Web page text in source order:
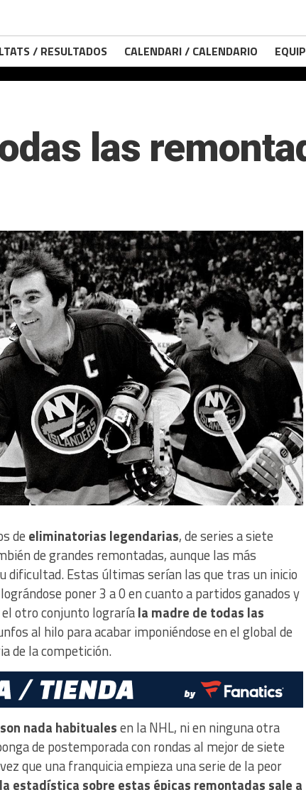
/ RESULTADOS CALENDARI / CALENDARIO
las
de eliminatorias legendarias, de series a siete
de grandes remontadas, aunque las más
dificultad. Estas últimas serían las que tras un inicio
poner 3 a 0 en cuanto a partidos ganados y
otro conjunto lograríala madre de todas las
al hilo para acabar imponiéndose en el global de
de la competición.
nada habitualesen la NHL, ni en ninguna otra
de postemporada con rondas al mejor de siete
que una franquicia empieza una serie de la peor
la estadística sobre estas épicas remontadas sale a